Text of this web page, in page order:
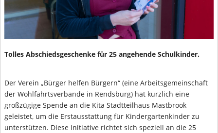
Tolles Abschiedsgeschenke für 25 angehende Schulkinder.
Der Verein „Bürger helfen Bürgern“ (eine Arbeitsgemeinschaft
der Wohlfahrtsverbände in Rendsburg) hat kürzlich eine
großzügige Spende an die Kita Stadtteilhaus Mastbrook
geleistet, um die Erstausstattung für Kindergartenkinder zu
unterstützen. Diese Initiative richtet sich speziell an die 25